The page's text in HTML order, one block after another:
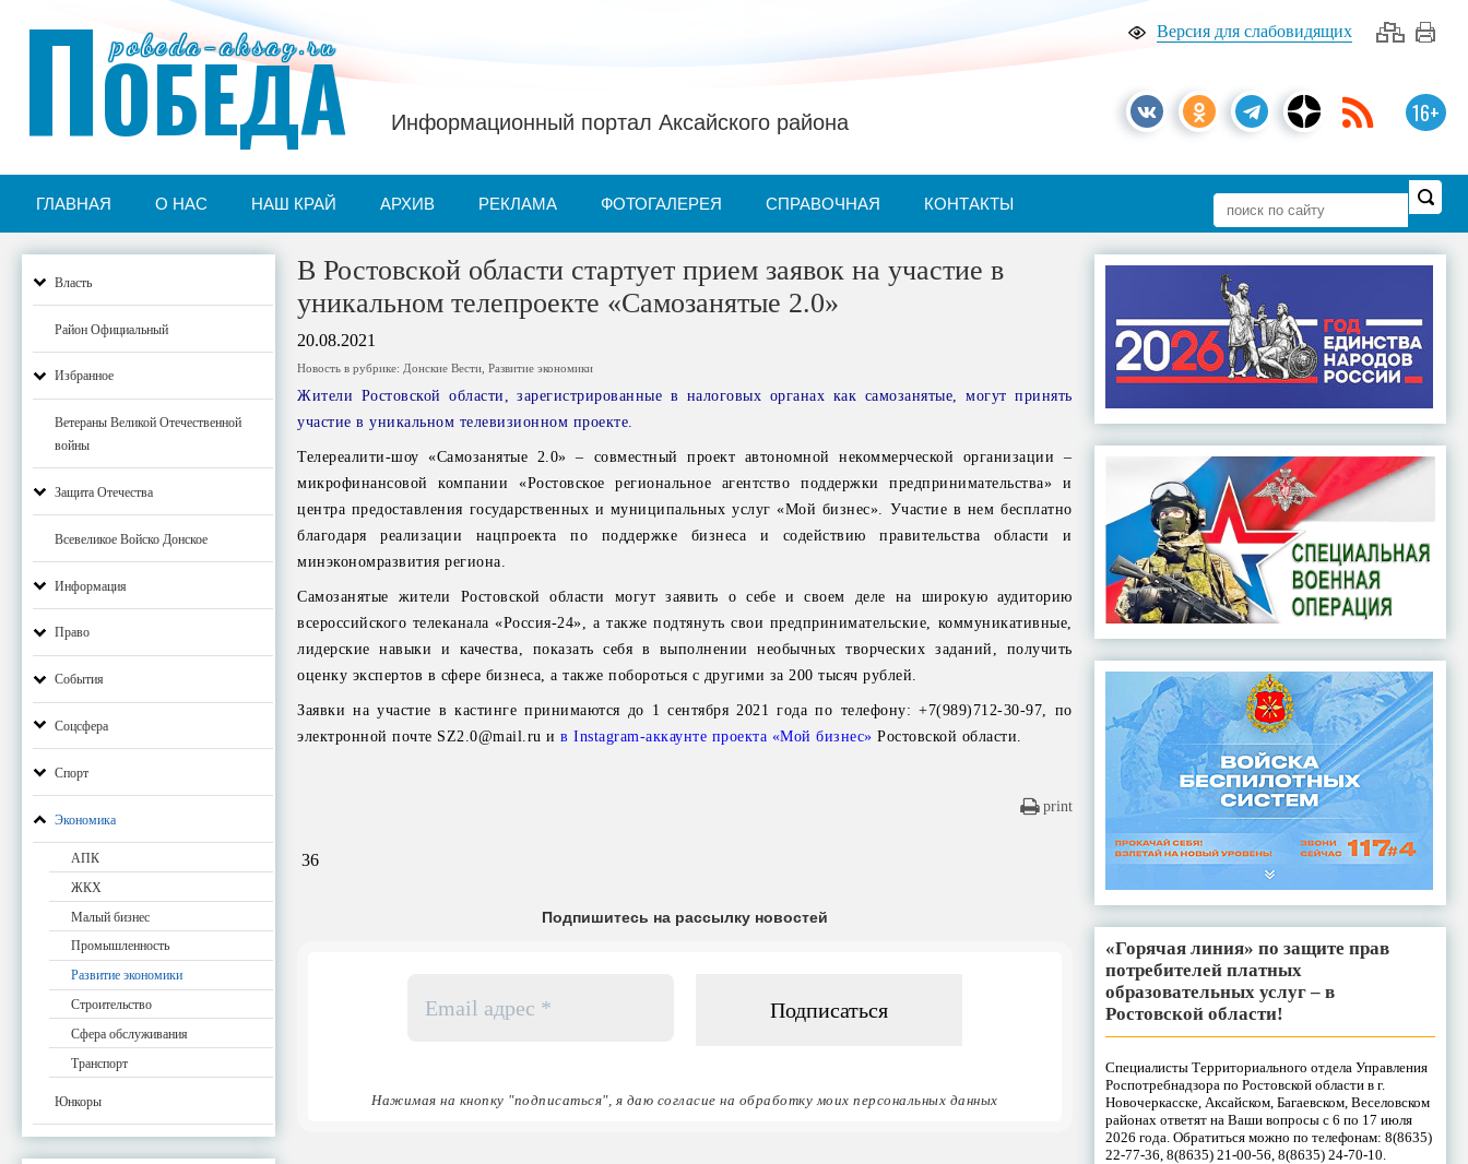
Версия для слабовидящих
16+
pobeda-aksay.ru
ПОБЕДА Информационный портал Аксайского района
ГЛАВНАЯ О НАС НАШ КРАЙ АРХИВ РЕКЛАМА ФОТОГАЛЕРЕЯ СПРАВОЧНАЯ КОНТАКТЫ
Власть
Район Официальный
Избранное
Ветераны Великой Отечественной
войны
Защита Отечества
Всевеликое Войско Донское
Информация
Право
События
Соцсфера
Спорт
Экономика
АПК
ЖКХ
Малый бизнес
Промышленность
Развитие экономики
Строительство
Сфера обслуживания
Транспорт
Юнкоры
В Ростовской области стартует прием заявок на участие в
уникальном телепроекте «Самозанятые 2.0»
20.08.2021
Новость в рубрике: Донские Вести ,Развитие экономики
Жители Ростовской области, зарегистрированные в налоговых органах как самозанятые, могут принять
участие в уникальном телевизионном проекте.
Телереалити-шоу «Самозанятые 2.0» – совместный проект автономной некоммерческой организации –
микрофинансовой компании «Ростовское региональное агентство поддержки предпринимательства» и
центра предоставления государственных и муниципальных услуг «Мой бизнес». Участие в нем бесплатно
благодаря реализации нацпроекта по поддержке бизнеса и содействию правительства области и
минэкономразвития региона.
Самозанятые жители Ростовской области могут заявить о себе и своем деле на широкую аудиторию
всероссийского телеканала «Россия-24», а также подтянуть свои предпринимательские, коммуникативные,
лидерские навыки и качества, показать себя в выполнении необычных творческих заданий, получить
оценку экспертов в сфере бизнеса, а также побороться с другими за 200 тысяч рублей.
Заявки на участие в кастинге принимаются до 1 сентября 2021 года по телефону: +7(989)712-30-97, по
электронной почте SZ2.0@mail.ru ив Instagram-аккаунте проекта «Мой бизнес» Ростовской области.
print
36
Подпишитесь на рассылку новостей
адрес
Нажимая на кнопку "подписаться", я даю согласие на обработку моих персональных данных
«Горячая линия» по защите прав
потребителей платных
образовательных услуг – в
Ростовской области!
Специалисты Территориального отдела Управления
Роспотребнадзора по Ростовской области в г.
Новочеркасске, Аксайском, Багаевском, Веселовском
районах ответят на Ваши вопросы с 6 по 17 июля
2026 года. Обратиться можно по телефонам: 8(8635)
22-77-36, 8(8635) 21-00-56, 8(8635) 24-70-10.